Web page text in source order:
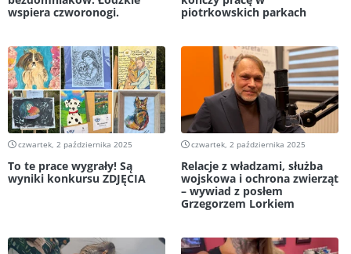
wspiera czworonogi.
piotrkowskich parkach
czwartek, 2 października 2025
To te prace wygrały! Są
wyniki konkursu ZDJĘCIA
czwartek, 2 października 2025
Relacje z władzami, służba
wojskowa i ochrona zwierząt
– wywiad z posłem
Grzegorzem Lorkiem